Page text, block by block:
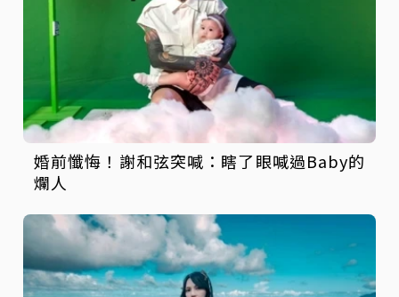
婚前懺悔！謝和弦突喊：瞎了眼喊過Baby的
爛人